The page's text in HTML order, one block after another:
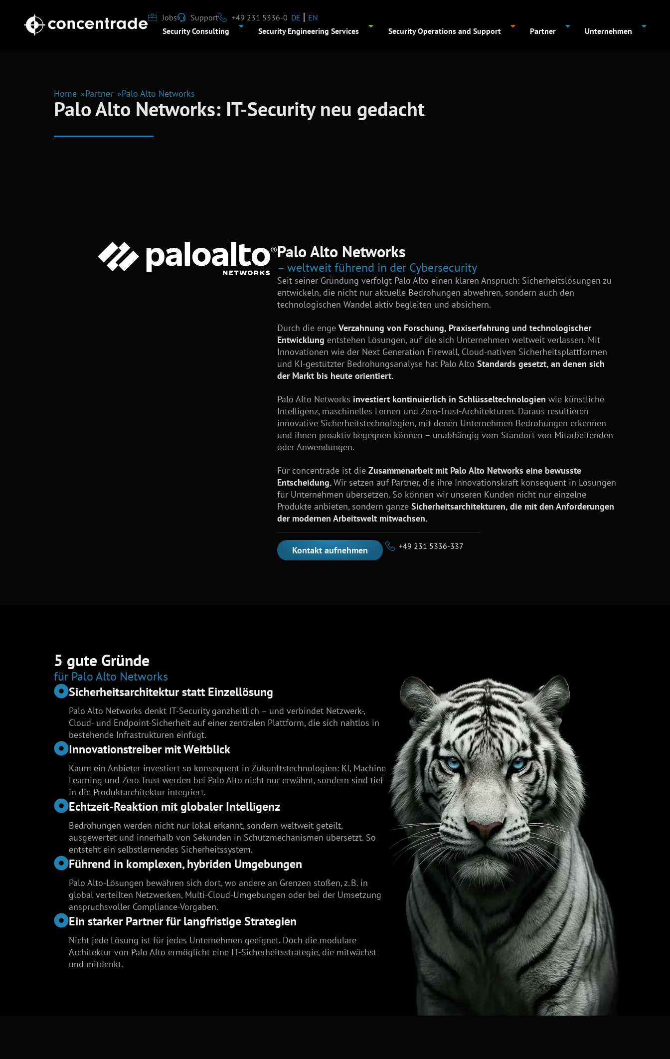
Jobs Support +49 231 5336-0 DE
EN
Security Consulting
Security Engineering Services Security Operations and Support Partner Unternehmen
Home Partner Palo Alto Networks
Palo Alto Networks: IT-Security neu gedacht
Palo Alto Networks
– weltweit führend in der Cybersecurity
Seit seiner Gründung verfolgt Palo Alto einen klaren Anspruch: Sicherheitslösungen zu
entwickeln, die nicht nur aktuelle Bedrohungen abwehren, sondern auch den
technologischen Wandel aktiv begleiten und absichern.
Durch die engeVerzahnung von Forschung, Praxiserfahrung und technologischer
Entwicklung entstehen Lösungen, auf die sich Unternehmen weltweit verlassen. Mit
Innovationen wie der Next Generation Firewall, Cloud-nativen Sicherheitsplattformen
und KI-gestützter Bedrohungsanalyse hat Palo AltoStandards gesetzt, an denen sich
der Markt bis heute orientiert.
Palo Alto Networks investiert kontinuierlich in Schlüsseltechnologien wie künstliche
Intelligenz, maschinelles Lernen und Zero-Trust-Architekturen. Daraus resultieren
innovative Sicherheitstechnologien, mit denen Unternehmen Bedrohungen erkennen
und ihnen proaktiv begegnen können – unabhängig vom Standort von Mitarbeitenden
oder Anwendungen.
Für concentrade ist dieZusammenarbeit mit Palo Alto Networks eine bewusste
Entscheidung.Wir setzen auf Partner, die ihre Innovationskraft konsequent in Lösungen
für Unternehmen übersetzen. So können wir unseren Kunden nicht nur einzelne
Produkte anbieten, sondern ganzeSicherheitsarchitekturen, die mit den Anforderungen
der modernen Arbeitswelt mitwachsen.
Kontakt aufnehmen +49 231 5336-337
5 gute Gründe
für Palo Alto Networks
Sicherheitsarchitektur statt Einzellösung
Palo Alto Networks denkt IT-Security ganzheitlich – und verbindet Netzwerk-,
Cloud- und Endpoint-Sicherheit auf einer zentralen Plattform, die sich nahtlos in
bestehende Infrastrukturen einfügt.
Innovationstreiber mit Weitblick
Kaum ein Anbieter investiert so konsequent in Zukunftstechnologien: KI, Machine
Learning und Zero Trust werden bei Palo Alto nicht nur erwähnt, sondern sind tief
in die Produktarchitektur integriert.
Echtzeit-Reaktion mit globaler Intelligenz
Bedrohungen werden nicht nur lokal erkannt, sondern weltweit geteilt,
ausgewertet und innerhalb von Sekunden in Schutzmechanismen übersetzt. So
entsteht ein selbstlernendes Sicherheitssystem.
Führend in komplexen, hybriden Umgebungen
Palo Alto-Lösungen bewähren sich dort, wo andere an Grenzen stoßen, z. B. in
global verteilten Netzwerken, Multi-Cloud-Umgebungen oder bei der Umsetzung
anspruchsvoller Compliance-Vorgaben.
Ein starker Partner für langfristige Strategien
Nicht jede Lösung ist für jedes Unternehmen geeignet. Doch die modulare
Architektur von Palo Alto ermöglicht eine IT-Sicherheitsstrategie, die mitwächst
und mitdenkt.